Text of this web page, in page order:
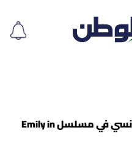
تدخّل رئاسي فرنسي في مسلسل Emily in